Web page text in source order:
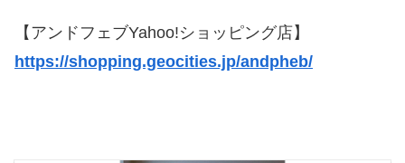
【アンドフェブYahoo!ショッピング店】
https://shopping.geocities.jp/andpheb/